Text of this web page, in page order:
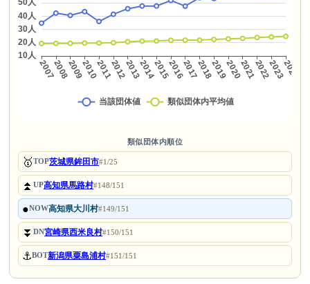
類似団体内順位
🥇TOP茨城県鉾田市#1/25
⏫UP高知県馬路村#148/151
●NOW高知県大川村#149/151
⏬DN宮崎県西米良村#150/151
⚓BOT新潟県粟島浦村#151/151